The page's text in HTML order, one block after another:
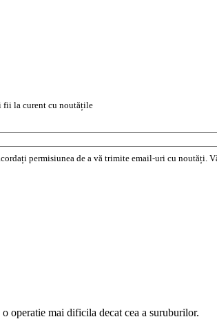
fii la curent cu noutățile
permisiunea de a vă trimite email-uri cu noutăți.
operatie mai dificila decat cea a suruburilor.